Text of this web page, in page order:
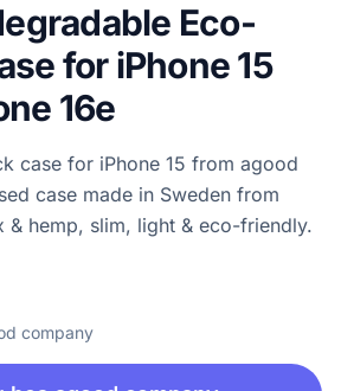
Eco-
for iPhone 15
16e
case for iPhone 15 from agood
case made in Sweden from
& hemp, slim, light & eco-friendly.
company